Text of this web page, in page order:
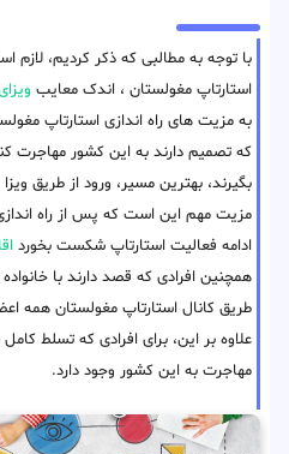
با توجه به مطالبی که ذکر کردیم، لازم
استارتاپ مغولستان ، اندک معایب
به مزیت های راه اندازی استارتاپ
که تصمیم دارند به این کشور مهاجرت
بگیرند، بهترین مسیر، ورود از طریق
مزیت مهم این است که پس از راه
ادامه فعالیت استارتاپ شکست بخورد
همچنین افرادی که قصد دارند با
طریق کانال استارتاپ مغولستان همه
علاوه بر این، برای افرادی که تسلط
مهاجرت به این کشور وجود دارد.